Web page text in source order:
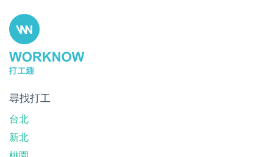
尋找打工
台北
新北